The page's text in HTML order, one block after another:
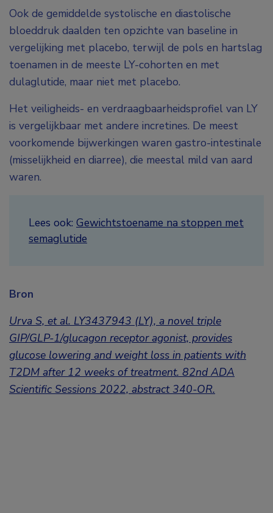
Ook de gemiddelde systolische en diastolische
bloeddruk daalden ten opzichte van baseline in
vergelijking met placebo, terwijl de pols en hartslag
toenamen in de meeste LY-cohorten en met
dulaglutide, maar niet met placebo.
Het veiligheids- en verdraagbaarheidsprofiel van LY
is vergelijkbaar met andere incretines. De meest
voorkomende bijwerkingen waren gastro-intestinale
(misselijkheid en diarree), die meestal mild van aard
waren.
Lees ook: Gewichtstoename na stoppen met
semaglutide
Bron
Urva S, et al. LY3437943 (LY), a novel triple
GIP/GLP-1/glucagon receptor agonist, provides
glucose lowering and weight loss in patients with
T2DM after 12 weeks of treatment. 82nd ADA
Scientific Sessions 2022, abstract340-OR.